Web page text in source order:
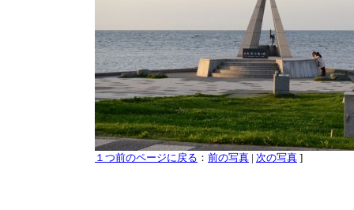
１つ前のページに戻る ： 前の写真 | 次の写真 ]